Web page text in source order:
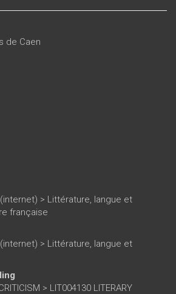
de Caen
> Littérature, langue et
française
> Littérature, langue et
> LIT004130 LITERARY